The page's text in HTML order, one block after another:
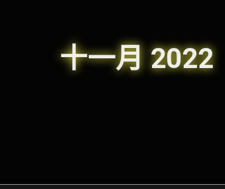
十一月 2022